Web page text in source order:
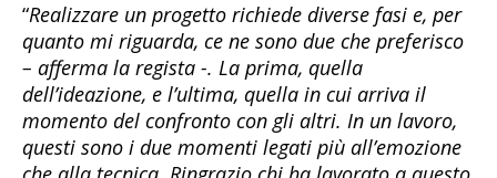
“Realizzare un progetto richiede diverse fasi e, per
quanto mi riguarda, ce ne sono due che preferisco
– afferma la regista -. La prima, quella
dell’ideazione, e l’ultima, quella in cui arriva il
momento del confronto con gli altri. In un lavoro,
questi sono i due momenti legati più all’emozione